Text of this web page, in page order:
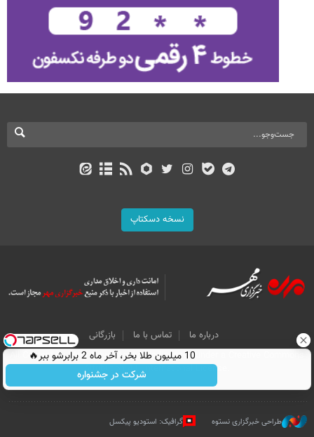
نسخه دسکتاپ
درباره ما تماس با ما
بازرگانی
All Content by Mehr News Agency is licensed under a Creative Commons
Attribution 4.0 International License.
طراحی خبرگزاری نستوه گرافیک: استودیو پیکسل
10 میلیون طلا بخر، آخر ماه 2 برابرشو ببر🔥
شرکت در جشنواره